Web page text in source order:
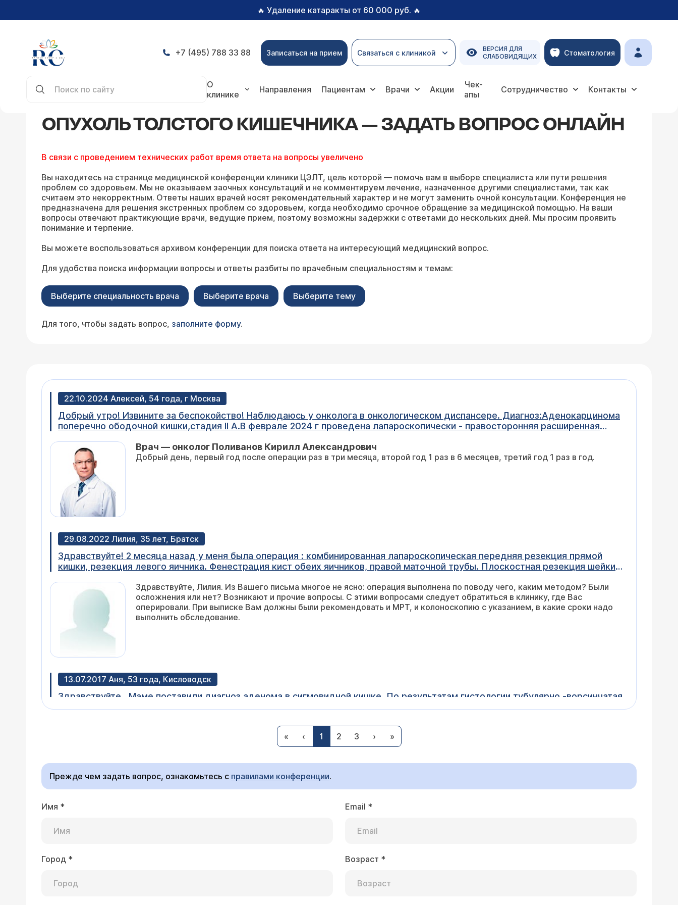
🔥 Удаление катаракты от 60 000 руб. 🔥
+7 (495) 788 33 88 Записаться на прием Связаться с клиникой
ВЕРСИЯ ДЛЯ
СЛАБОВИДЯЩИХ
Стоматология
О
клинике
Направления Пациентам Врачи Акции
Чек-
апы
Сотрудничество Контакты
ОПУХОЛЬ ТОЛСТОГО КИШЕЧНИКА — ЗАДАТЬ ВОПРОС ОНЛАЙН
В связи с проведением технических работ время ответа на вопросы увеличено
Вы находитесь на странице медицинской конференции клиники ЦЭЛТ, цель которой — помочь вам в выборе специалиста или пути решения
проблем со здоровьем. Мы не оказываем заочных консультаций и не комментируем лечение, назначенное другими специалистами, так как
считаем это некорректным. Ответы наших врачей носят рекомендательный характер и не могут заменить очной консультации. Конференция не
предназначена для решения экстренных проблем со здоровьем, когда необходимо срочное обращение за медицинской помощью. На ваши
вопросы отвечают практикующие врачи, ведущие прием, поэтому возможны задержки с ответами до нескольких дней. Мы просим проявить
понимание и терпение.
Вы можете воспользоваться архивом конференции для поиска ответа на интересующий медицинский вопрос.
Для удобства поиска информации вопросы и ответы разбиты по врачебным специальностям и темам:
Выберите специальность врача Выберите врача Выберите тему
Для того, чтобы задать вопрос, заполните форму.
22.10.2024 Алексей, 54 года, г Москва
Добрый утро! Извините за беспокойство! Наблюдаюсь у онколога в онкологическом диспансере. Диагноз:Аденокарцинома
поперечно ободочной кишки,стадия ll А.В феврале 2024 г проведена лапароскопически - правосторонняя расширенная
написал своему хирургу -онкологу, он подтвердил свои рекомендации, а в онкологическом диспансере молодой врач
-онколог назначает 1 раз в 3 месяца И не хочет слушать. Говорит так положено. Как часто правильно проходить данное
обследование ? Большое спасибо!
Врач — онколог Поливанов Кирилл Александрович
Добрый день, первый год после операции раз в три месяца, второй год 1 раз в 6 месяцев, третий год 1 раз в год.
29.08.2022 Лилия, 35 лет, Братск
Здравствуйте! 2 месяца назад у меня была операция : комбинированная лапароскопическая передняя резекция прямой
кишки, резекция левого яичника. Фенестрация кист обеих яичников, правой маточной трубы. Плоскостная резекция шейки
операции можно будет сделать мрт малого таза и колоноскопию? В течении какого времени заживает кишечник?
Используется ли при сшивании кишечника металлические элементы? Иногда покалывает в нижней части кишечника, с чем
это может быть связано? Возможно это из-за еды? Нужно ли ограничивать себя в питании, какие продукты не следует
употреблять вообще? Стул ежедневный.
Здравствуйте, Лилия. Из Вашего письма многое не ясно: операция выполнена по поводу чего, каким методом? Были
осложнения или нет? Возникают и прочие вопросы. С этими вопросами следует обратиться в клинику, где Вас
оперировали. При выписке Вам должны были рекомендовать и МРТ, и колоноскопию с указанием, в какие сроки надо
выполнить обследование.
13.07.2017 Аня, 53 года, Кисловодск
Здравствуйте . Маме поставили диагноз аденома в сигмовидной кишке. По результатам гистологии тубулярно -ворсинчатая
аденома с выраженной дисплазией(Малигнизация?) Как нам действовать? Это рак?
Уважаемая Аня, аденома - это не рак. Но для решения вопроса о тактике (нужна ли сейчас операция?) надо обратиться
к врачу очно. Я бы посоветовала аденому удалить.
Делают ли в Вашей клинике удаление образования с сигмовидной кишки?
Уважаемый Альберт, да, мы выполняем операции по удалению новообразований сигмовидной кишки. Вы, к сожалению,
образования удаляются во время колоноскопии, для удаления больших образований применяются хирургические
« ‹ 1 2 3 › »
Прежде чем задать вопрос, ознакомьтесь с правилами конференции.
Имя * Email *
Город * Возраст *